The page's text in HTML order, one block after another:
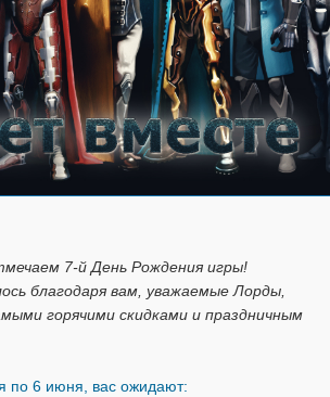
7-й День Рождения игры!
благодаря вам, уважаемые Лорды,
горячими скидками и праздничным
по 6 июня, вас ожидают: